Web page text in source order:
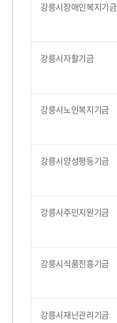
강릉시장애인복지기금
강릉시자활기금
강릉시노인복지기금
강릉시양성평등기금
강릉시주민지원기금
강릉시식품진흥기금
강릉시재난관리기금